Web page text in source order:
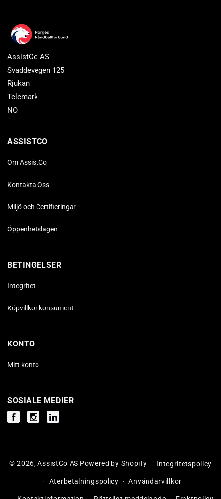
AssistCo AS
Svaddevegen 125
Rjukan
Telemark
NO
ASSISTCO
Om AssistCo
Kontakta Oss
Miljö och Certifieringar
Öppenhetslagen
BETINGELSER
Integritet
Köpvillkor konsument
KONTO
Mitt konto
SOSIALE MEDIER
FacebookInstagramInstagram
© 2026,AssistCo AS Powered by Shopify Integritetspolicy
Återbetalningspolicy Användarvillkor